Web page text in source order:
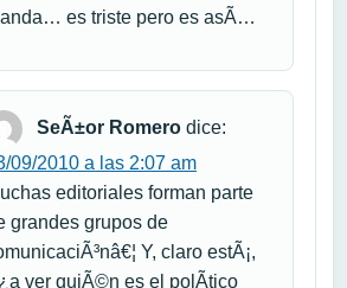
es triste pero es asÃ­…
SeÃ±or Romero dice:
09/2010 a las 2:07 am
editoriales forman parte
grandes grupos de
Y, claro estÃ¡,
ver quiÃ©n es el polÃ­tico